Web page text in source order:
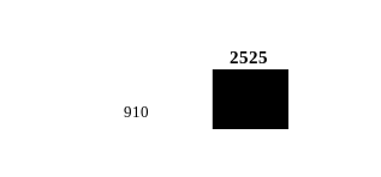
910
2525